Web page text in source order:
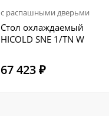
с распашными дверьми
Стол охлаждаемый
HICOLD SNE 1/TN W
67 423 ₽